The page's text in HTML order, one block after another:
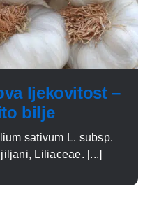
ljekovitost –
bilje
sativum L. subsp.
Liliaceae. [...]